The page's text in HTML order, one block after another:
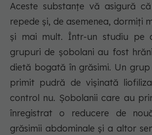
Aceste substanțe vă asigură
repede și, de asemenea, dormiți
și mai mult. Într-un studiu pe
grupuri de șobolani au fost
dietă bogată în grăsimi. Un
primit pudră de vișinată
control nu. Șobolanii care au
înregistrat o reducere de
grăsimii abdominale și a altor